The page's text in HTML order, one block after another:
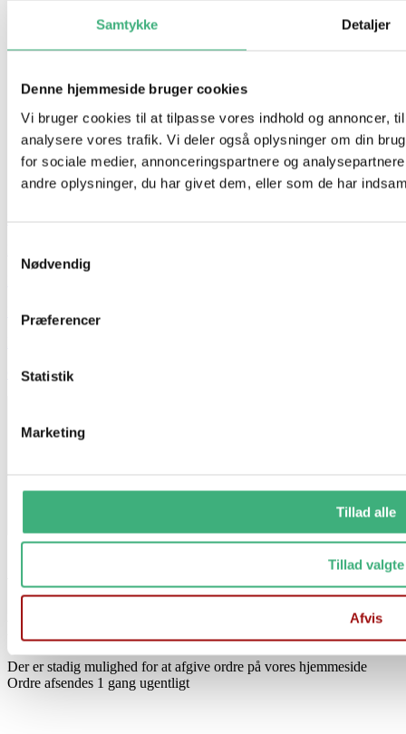
Samtykke Detaljer
Denne hjemmeside bruger cookies
Vi bruger cookies til at tilpasse vores indhold og annoncer,
analysere vores trafik. Vi deler også oplysninger om din
for sociale medier, annonceringspartnere og
andre oplysninger, du har givet dem, eller som de har
Nødvendig
Præferencer
Statistik
Marketing
Tillad alle
Tillad valgte
Afvis
Handelsbetingelser
GDPR
Vi holder ferielukket i uge 29 og 30
Der er stadig mulighed for at afgive ordre på vores hjemmeside
Ordre afsendes 1 gang ugentligt